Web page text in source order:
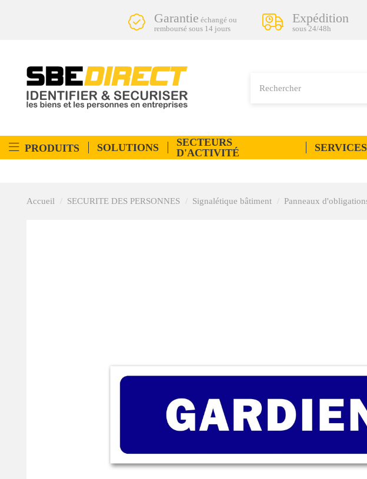
Garantie échangé ou
remboursé sous 14 jours
Expédition
sous 24/48h
PRODUITS SOLUTIONS
SECTEURS
D'ACTIVITÉ
SERVICES
Accueil SECURITE DES PERSONNES Signalétique bâtiment Panneaux